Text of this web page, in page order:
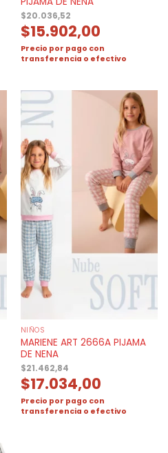
$20.036,52
$15.902,00
Precio por pago con
transferencia o efectivo
NIÑOS
MARIENE ART 2666A PIJAMA
DE NENA
$21.462,84
$17.034,00
Precio por pago con
transferencia o efectivo